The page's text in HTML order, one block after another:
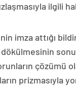
ilgili
imza attığı
çözümü
prizmasıyla